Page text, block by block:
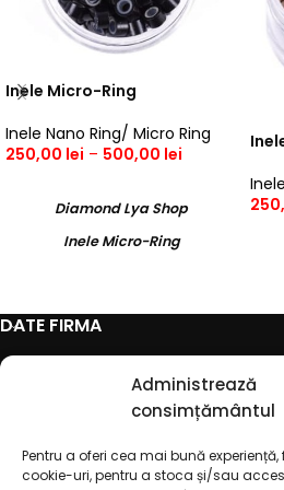
Administrează
consimțământul
Pentru a oferi cea mai bună
cookie-uri, pentru a stoca și/sau
Inele Micro-Ring
Inele Nano Ring/ Micro Ring
250,00 lei – 500,00 lei
Diamond Lya Shop
Inele Micro-Ring
DATE FIRMA
DESPRE
INFO